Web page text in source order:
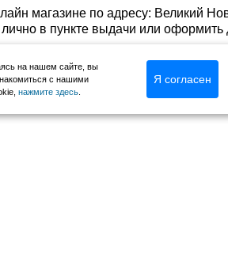
магазине по адресу: Великий
в пункте выдачи или оформить
на нашем сайте, вы
с нашими
нажмите здесь
Я согласен